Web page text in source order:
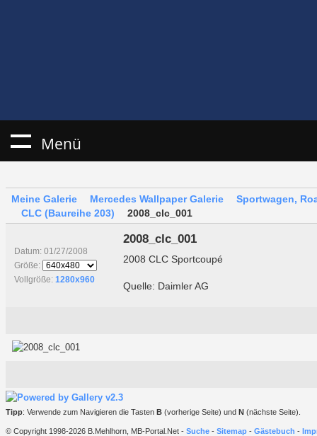
Menü
Meine Galerie Mercedes Wallpaper Galerie
Sportwagen,
CLC (Baureihe 203)
2008_clc_001
Datum: 01/27/2008
Größe:
Vollgröße: 1280x960
2008_clc_001
2008 CLC Sportcoupé
Quelle: Daimler AG
Tipp: Verwende zum Navigieren die Tasten B (vorherige Seite) und N (nächste Seite).
© Copyright 1998-2026 B.Mehlhorn, MB-Portal.Net - Suche - Sitemap - Gästebuch -